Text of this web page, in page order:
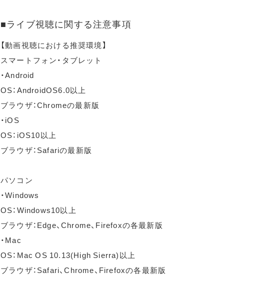
■ライブ視聴に関する注意事項
【動画視聴における推奨環境】
スマートフォン・タブレット
・Android
OS：AndroidOS6.0以上
ブラウザ：Chromeの最新版
・iOS
OS：iOS10以上
ブラウザ：Safariの最新版
パソコン
・Windows
OS：Windows10以上
ブラウザ：Edge、Chrome、Firefoxの各最新版
・Mac
OS：Mac OS 10.13(High Sierra)以上
ブラウザ：Safari、Chrome、Firefoxの各最新版